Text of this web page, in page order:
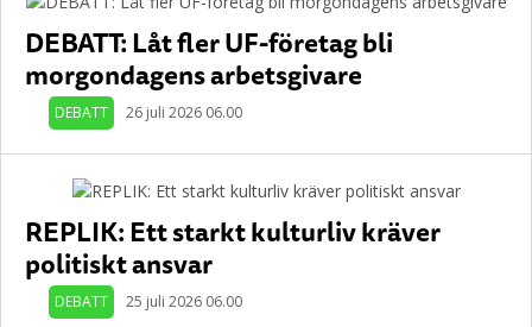
DEBATT: Låt fler UF-företag bli
morgondagens arbetsgivare
DEBATT 26 juli 2026 06.00
REPLIK: Ett starkt kulturliv kräver
politiskt ansvar
DEBATT 25 juli 2026 06.00